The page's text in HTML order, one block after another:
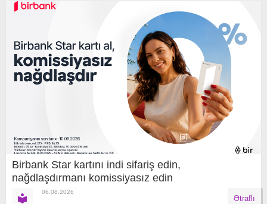
Birbank Star kartını indi sifariş edin,
nağdlaşdırmanı komissiyasız edin
06.08.2026
Ətraflı